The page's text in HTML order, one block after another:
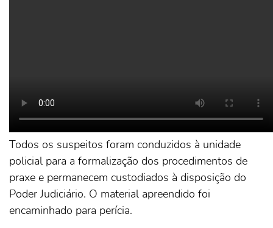
Todos os suspeitos foram conduzidos à unidade
policial para a formalização dos procedimentos de
praxe e permanecem custodiados à disposição do
Poder Judiciário. O material apreendido foi
encaminhado para perícia.